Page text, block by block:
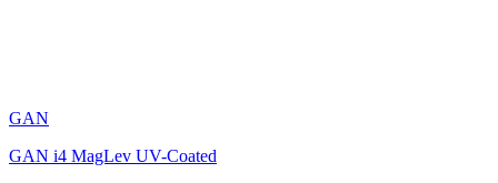
GAN
GAN i4 MagLev UV-Coated